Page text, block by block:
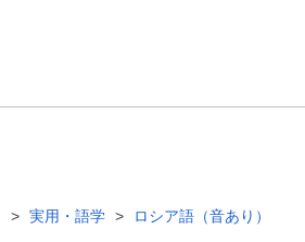
実用・語学 ロシア語（音あり）